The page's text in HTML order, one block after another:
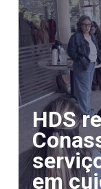
HDS
em